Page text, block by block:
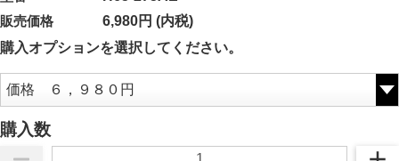
販売価格
6,980円 (内税)
購入オプションを選択してください。
購入数